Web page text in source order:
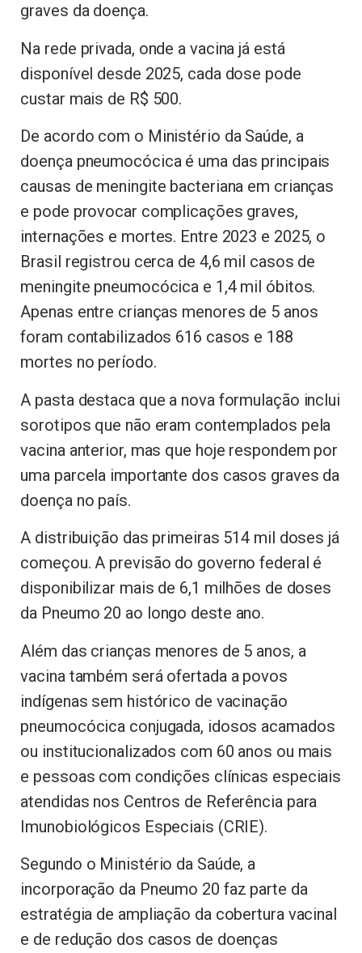
graves da doença.
Na rede privada, onde a vacina já está
disponível desde 2025, cada dose pode
custar mais de R$ 500.
De acordo com o Ministério da Saúde, a
doença pneumocócica é uma das principais
causas de meningite bacteriana em crianças
e pode provocar complicações graves,
internações e mortes. Entre 2023 e 2025, o
Brasil registrou cerca de 4,6 mil casos de
meningite pneumocócica e 1,4 mil óbitos.
Apenas entre crianças menores de 5 anos
foram contabilizados 616 casos e 188
mortes no período.
A pasta destaca que a nova formulação inclui
sorotipos que não eram contemplados pela
vacina anterior, mas que hoje respondem por
uma parcela importante dos casos graves da
doença no país.
A distribuição das primeiras 514 mil doses já
começou. A previsão do governo federal é
disponibilizar mais de 6,1 milhões de doses
da Pneumo 20 ao longo deste ano.
Além das crianças menores de 5 anos, a
vacina também será ofertada a povos
indígenas sem histórico de vacinação
pneumocócica conjugada, idosos acamados
ou institucionalizados com 60 anos ou mais
e pessoas com condições clínicas especiais
atendidas nos Centros de Referência para
Imunobiológicos Especiais (CRIE).
Segundo o Ministério da Saúde, a
incorporação da Pneumo 20 faz parte da
estratégia de ampliação da cobertura vacinal
e de redução dos casos de doenças